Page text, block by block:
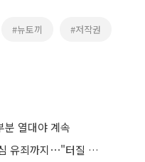
#뉴토끼 #저작권
열대야 계속
국민의힘 '멱살 논란'에 오세훈 1심 유죄까지⋯"터질 게 터졌다"